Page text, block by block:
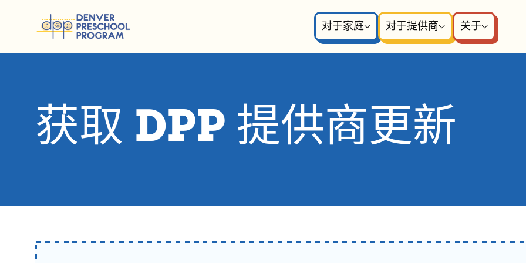
对于家庭
对于提供商 关于
获取 DPP 提供商更新